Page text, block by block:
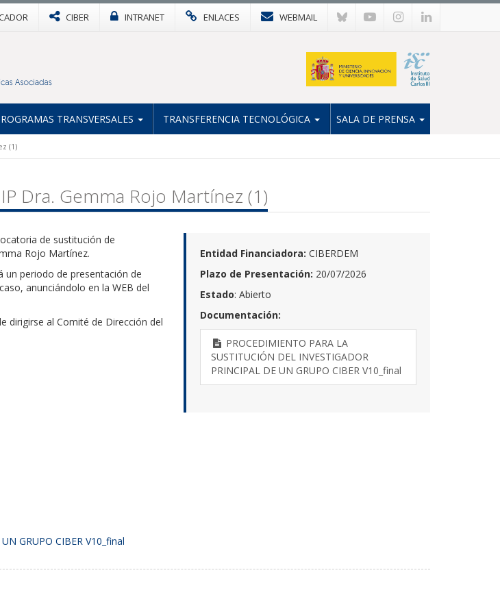
CIBER INTRANET ENLACES WEBMAIL
TRANSVERSALES TRANSFERENCIA TECNOLÓGICA SALA DE PRENSA
(1)
Dra. Gemma Rojo Martínez (1)
de sustitución de
Rojo Martínez.
un periodo de presentación de
anunciándolo en la WEB del
dirigirse al Comité de Dirección del
GRUPO CIBER V10_final
Entidad Financiadora: CIBERDEM
Plazo de Presentación: 20/07/2026
Estado: Abierto
Documentación:
PROCEDIMIENTO PARA LA
SUSTITUCIÓN DEL INVESTIGADOR
PRINCIPAL DE UN GRUPO CIBER V10_final